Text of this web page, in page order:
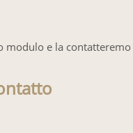
modulo e la